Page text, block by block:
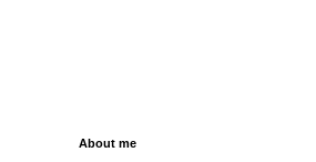
About me